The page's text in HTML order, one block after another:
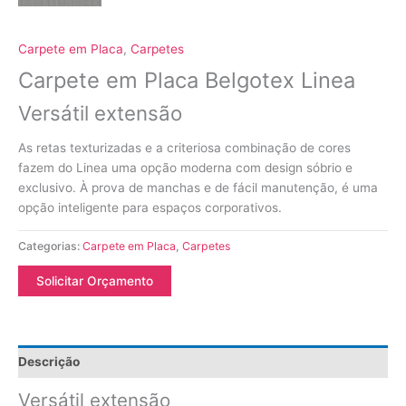
Carpete em Placa, Carpetes
Carpete em Placa Belgotex Linea
Versátil extensão
As retas texturizadas e a criteriosa combinação de cores
fazem do Linea uma opção moderna com design sóbrio e
exclusivo. À prova de manchas e de fácil manutenção, é uma
opção inteligente para espaços corporativos.
Categorias: Carpete em Placa Carpetes
Solicitar Orçamento
Descrição
Versátil extensão